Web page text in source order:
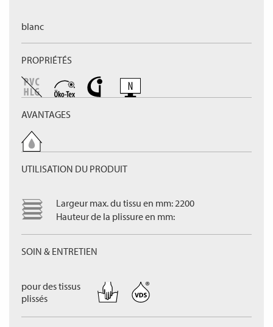
blanc
PROPRIÉTÉS
AVANTAGES
UTILISATION DU PRODUIT
Largeur max. du tissu en mm: 2200
Hauteur de la plissure en mm:
SOIN & ENTRETIEN
pour des tissus
plissés